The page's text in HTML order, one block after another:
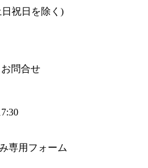
日祝日を除く)
問合せ
専用フォーム